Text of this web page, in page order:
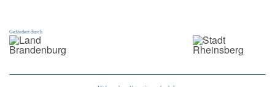
Gefördert durch